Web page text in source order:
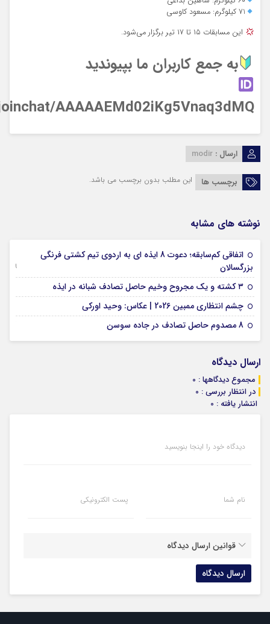
71 کیلوگرم: مسعود کاوسی
این مسابقات ۱۵ تا ۱۷ تیر برگزار می‌شود.
به جمع کاربران ما بپیوندید
AAAAAEMd02iKg5Vnaq3dMQ
ارسال : modir
برچسب ها این مطلب بدون برچسب می باشد.
نوشته های مشابه
اتفاقی کم‌سابقه؛ دعوت 8 ایذه ای به اردوی تیم کشتی فرنگی
بزرگسالان
09 جولای 2026
۳ کشته و یک مجروح وخیم حاصل تصادف شبانه در ایذه
چشم انتظاری ممبین 2026 | عکاس: وحید اورکی
8 مصدوم حاصل تصادف در جاده سوسن
ارسال دیدگاه
مجموع دیدگاهها : 0
در انتظار بررسی : 0
انتشار یافته : 0
دیدگاه خود را اینجا بنویسید
نام شما پست الکترونیکی
قوانین ارسال دیدگاه